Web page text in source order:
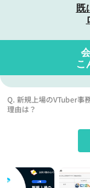
既
こ
Q. 新規上場のVTuber事
理由は？